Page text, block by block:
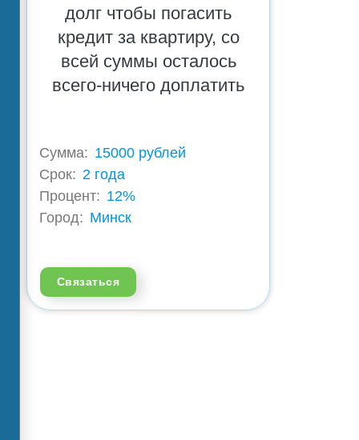
долг чтобы погасить
кредит за квартиру, со
всей суммы осталось
всего-ничего доплатить
Сумма: 15000 рублей
Срок: 2 года
Процент: 12%
Город: Минск
Связаться